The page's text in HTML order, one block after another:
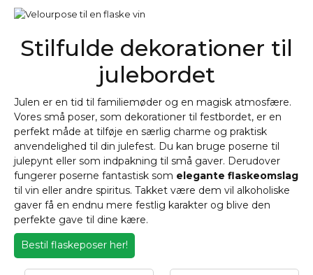
Stilfulde dekorationer til
julebordet
Julen er en tid til familiemøder og en magisk atmosfære.
Vores små poser, som dekorationer til festbordet, er en
perfekt måde at tilføje en særlig charme og praktisk
anvendelighed til din julefest. Du kan bruge poserne til
julepynt eller som indpakning til små gaver. Derudover
fungerer poserne fantastisk som elegante flaskeomslag
til vin eller andre spiritus. Takket være dem vil alkoholiske
gaver få en endnu mere festlig karakter og blive den
perfekte gave til dine kære.
Bestil flaskeposer her!